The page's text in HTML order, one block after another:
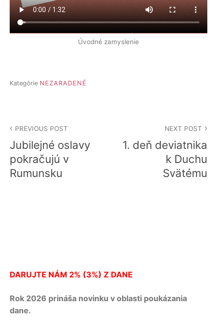
Úvodné zamyslenie
Kategórie NEZARADENÉ
v
článku
PREVIOUS POST
Jubilejné oslavy
pokračujú v
Rumunsku
NEXT POST
1. deň deviatnika
k Duchu
Svätému
DARUJTE NÁM 2% (3%) Z DANE
Rok 2026 prináša novinku v oblasti poukázania
dane.